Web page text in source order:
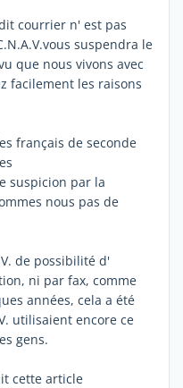
courrier n' est pas
suspendra le
que nous vivons avec
facilement les raisons
français de seconde
suspicion par la
nous pas de
de possibilité d'
ni par fax, comme
années, cela a été
utilisaient encore ce
gens.
cette article